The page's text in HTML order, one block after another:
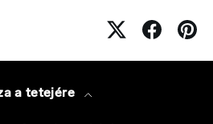
a tetejére